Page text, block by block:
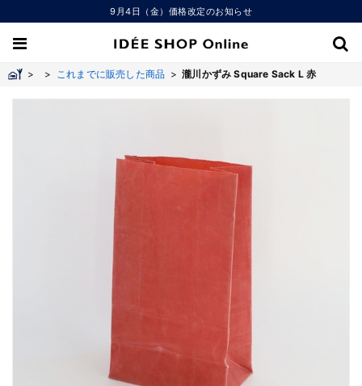
9月4日（金）価格改定のお知らせ
> > これまでに販売した商品 >瀧川かずみ Square Sack L 赤